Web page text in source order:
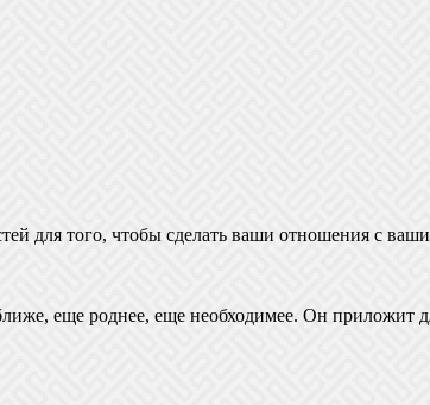
для того, чтобы сделать ваши отношения с
еще роднее, еще необходимее. Он приложит